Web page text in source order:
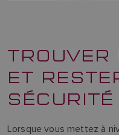
TROUVER
ET
SÉCURITÉ
Lorsque vous mettez à